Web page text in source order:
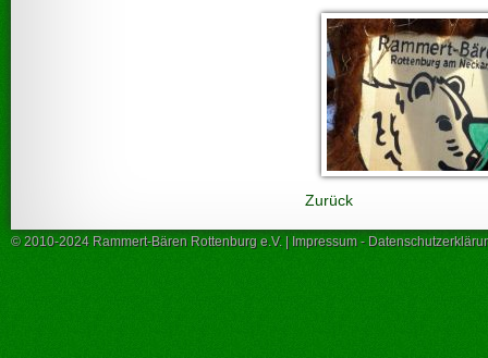
Zurück
© 2010-2024 Rammert-Bären Rottenburg e.V. | Impressum -